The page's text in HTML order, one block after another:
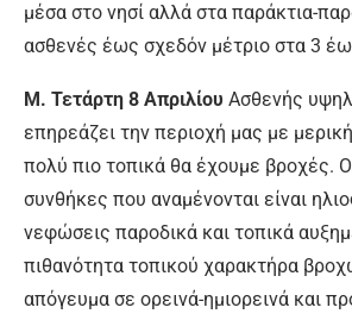
μέσα στο νησί αλλά στα παράκτια-
ασθενές έως σχεδόν μέτριο στα 3
Μ. Τετάρτη 8 Απριλίου Ασθενής
επηρεάζει την περιοχή μας με
πολύ πιο τοπικά θα έχουμε βροχές.
συνθήκες που αναμένονται είναι
νεφώσεις παροδικά και τοπικά
πιθανότητα τοπικού χαρακτήρα
απόγευμα σε ορεινά-ημιορεινά και